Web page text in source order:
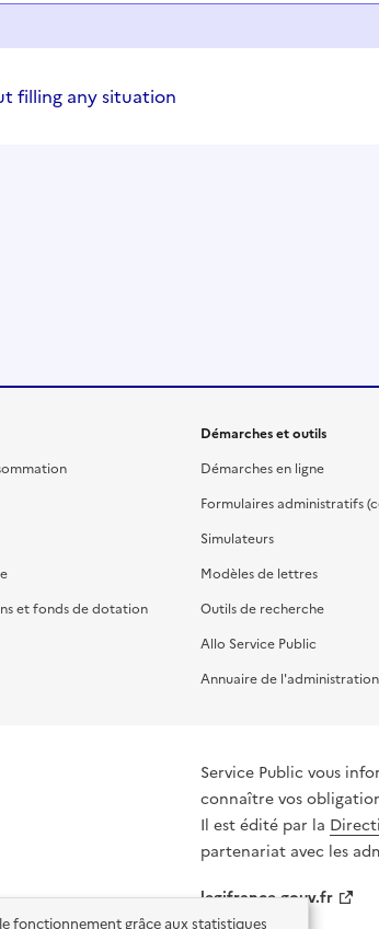
fonctionnement grâce aux statistiques
filling any situation
et fonds de dotation
Démarches et outils
Démarches en ligne
Formulaires administratifs
Simulateurs
Modèles de lettres
Outils de recherche
Allo Service Public
Annuaire de l'administration
Service Public vous informe
connaître vos
Il est édité par la
partenariat avec les
legifrance.gouv.fr